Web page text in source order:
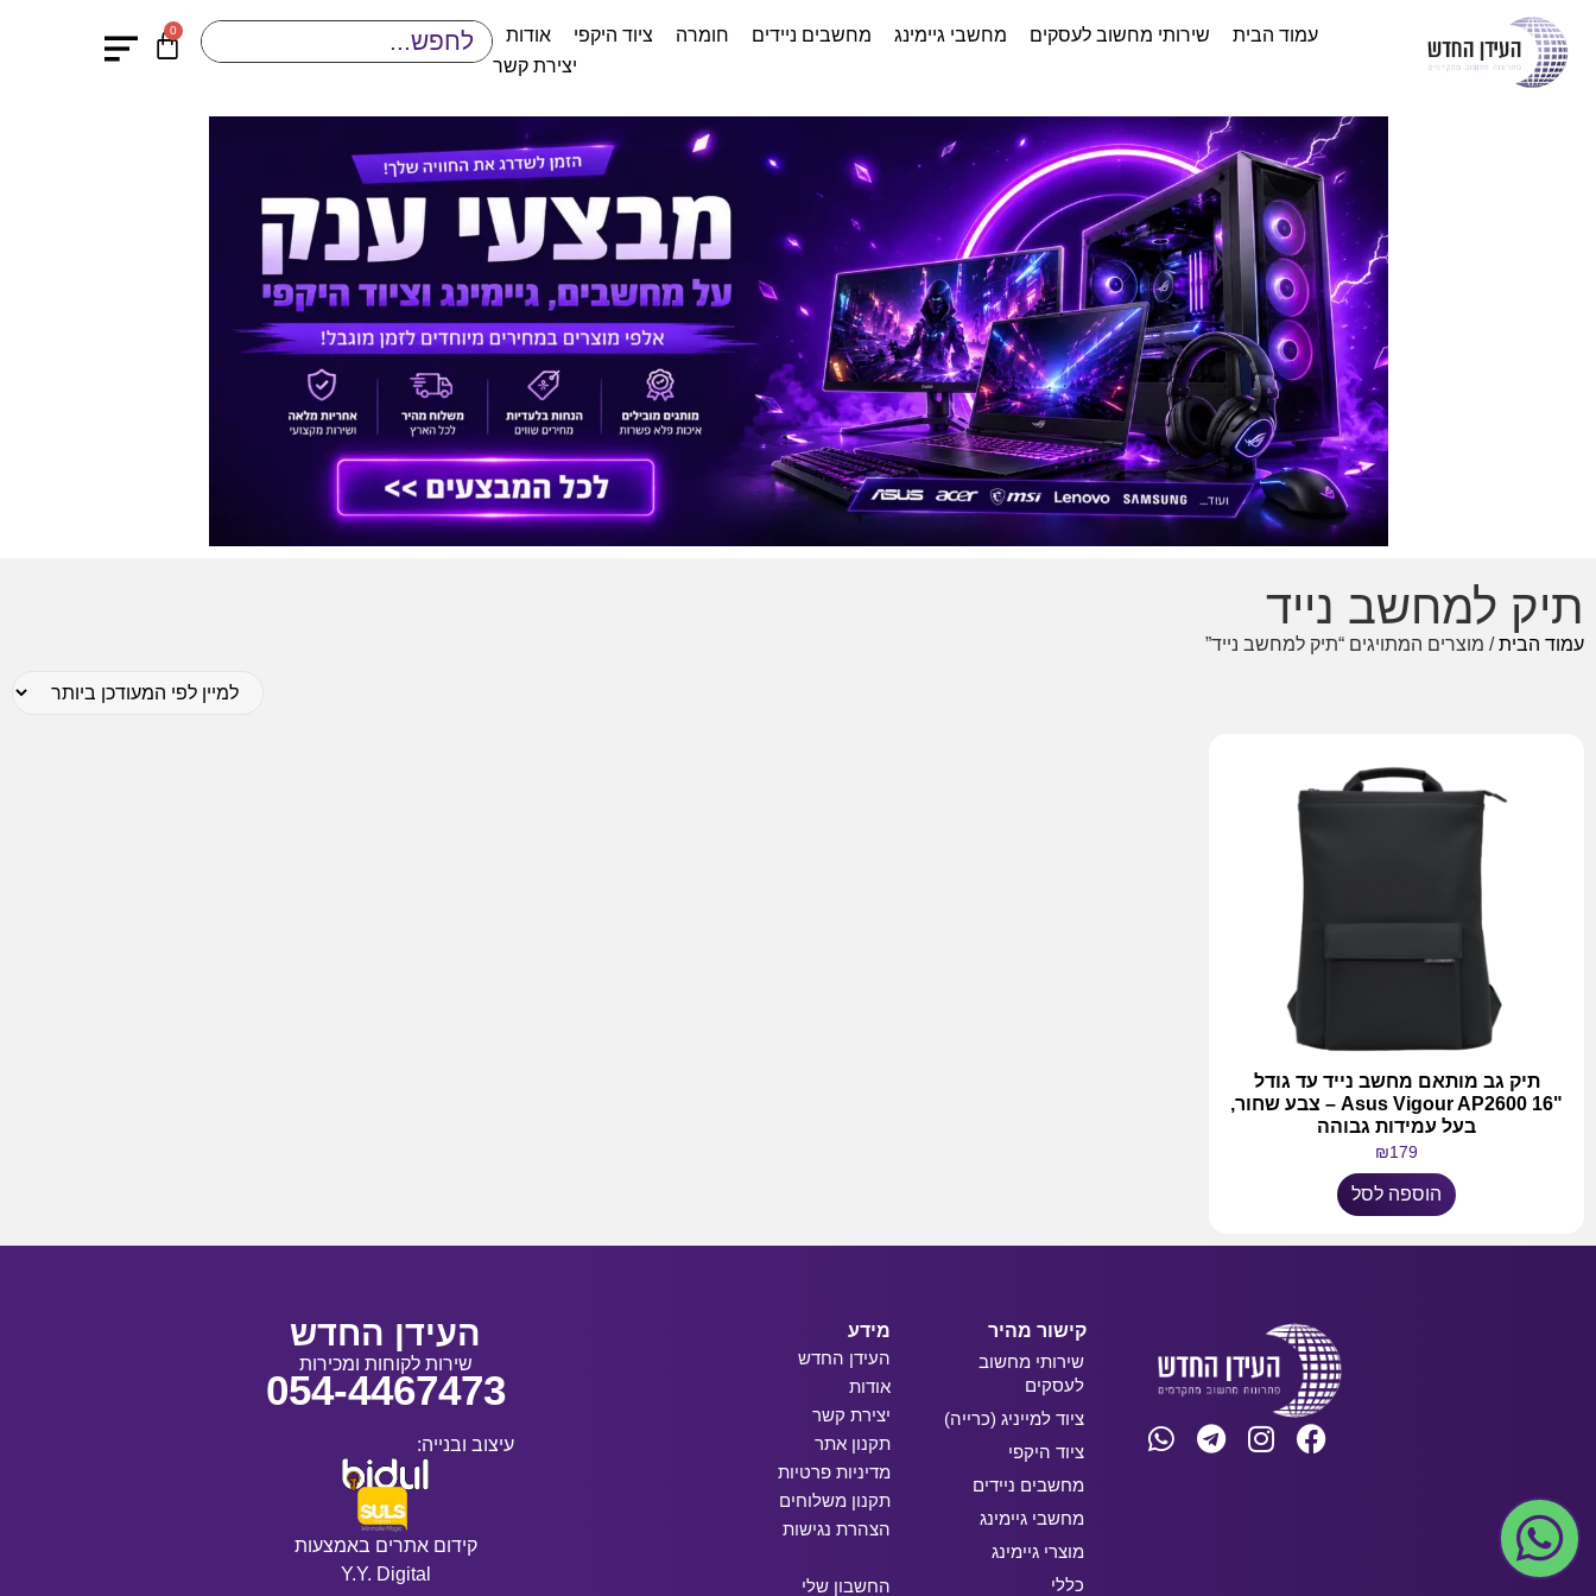
עמוד הבית שירותי מחשוב לעסקים מחשבי גיימינג מחשבים ניידים חומרה ציוד היקפי
אודות
יצירת קשר
0
תיק למחשב נייד
עמוד הבית/ מוצרים המתויגים “תיק למחשב נייד”
תיק גב מותאם מחשב נייד עד גודל
"Asus Vigour AP2600 16 – צבע שחור,
בעל עמידות גבוהה
₪179
הוספה לסל
קישור מהיר
שירותי מחשוב
לעסקים
ציוד למייניג (כרייה)
ציוד היקפי
מחשבים ניידים
מחשבי גיימינג
מוצרי גיימינג
כללי
מידע
העידן החדש
אודות
יצירת קשר
תקנון אתר
מדיניות פרטיות
תקנון משלוחים
הצהרת נגישות
החשבון שלי
העידן החדש
שירות לקוחות ומכירות
054-4467473
עיצוב ובנייה:
קידום אתרים באמצעות
Y.Y. Digital